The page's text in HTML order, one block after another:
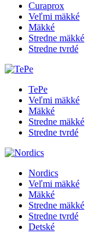
Curaprox
Veľmi mäkké
Mäkké
Stredne mäkké
Stredne tvrdé
TePe
Veľmi mäkké
Mäkké
Stredne mäkké
Stredne tvrdé
Nordics
Veľmi mäkké
Mäkké
Stredne mäkké
Stredne tvrdé
Detské